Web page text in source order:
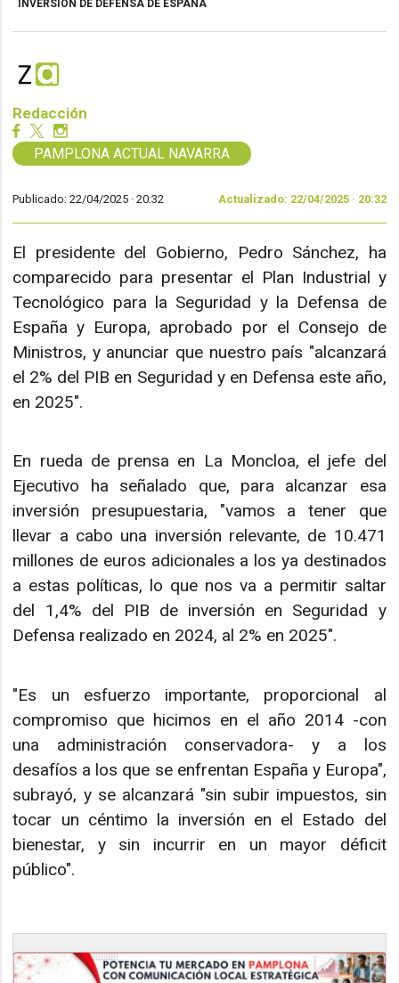
INVERSIÓN DE DEFENSA DE ESPAÑA
Redacción
PAMPLONA ACTUAL NAVARRA
Publicado: 22/04/2025 ·20:32 Actualizado: 22/04/2025 · 20:32
El presidente del Gobierno, Pedro Sánchez, ha
comparecido para presentar el Plan Industrial y
Tecnológico para la Seguridad y la Defensa de
España y Europa, aprobado por el Consejo de
Ministros, y anunciar que nuestro país "alcanzará
el 2% del PIB en Seguridad y en Defensa este año,
en 2025".
En rueda de prensa en La Moncloa, el jefe del
Ejecutivo ha señalado que, para alcanzar esa
inversión presupuestaria, "vamos a tener que
llevar a cabo una inversión relevante, de 10.471
millones de euros adicionales a los ya destinados
a estas políticas, lo que nos va a permitir saltar
del 1,4% del PIB de inversión en Seguridad y
Defensa realizado en 2024, al 2% en 2025".
"Es un esfuerzo importante, proporcional al
compromiso que hicimos en el año 2014 -con
una administración conservadora- y a los
desafíos a los que se enfrentan España y Europa",
subrayó, y se alcanzará "sin subir impuestos, sin
tocar un céntimo la inversión en el Estado del
bienestar, y sin incurrir en un mayor déficit
público".